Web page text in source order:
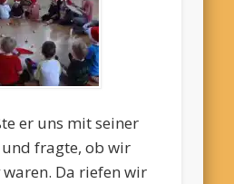
er uns mit seiner
fragte, ob wir
Da riefen wir